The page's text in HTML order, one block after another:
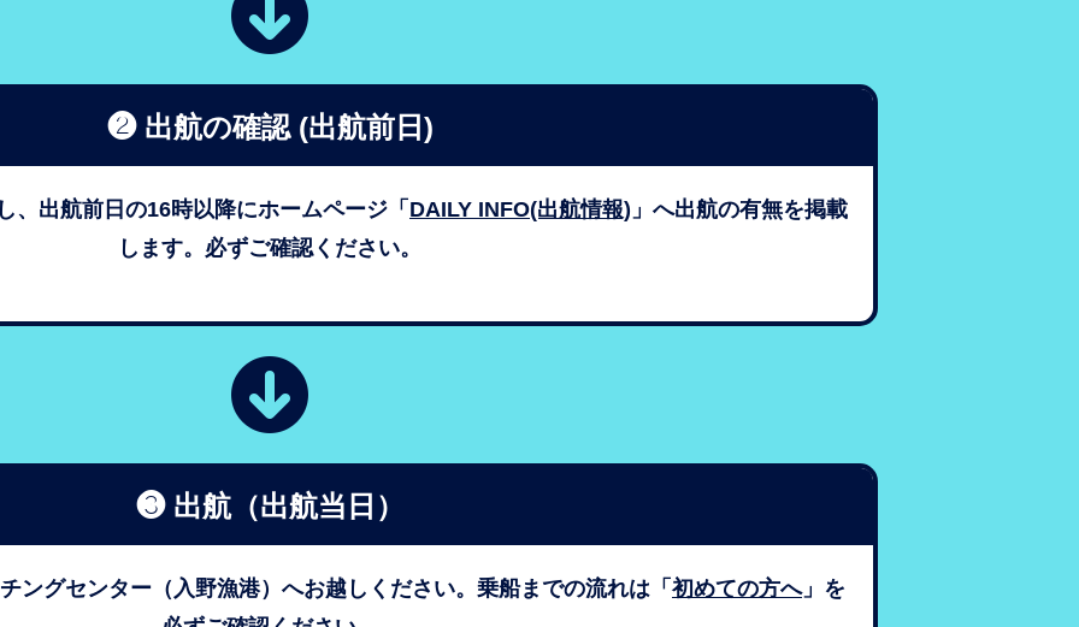
❷ 出航の確認 (出航前日)
、出航前日の16時以降にホームページ「 DAILY INFO(出航情報) 」へ出航の有無を掲載
します。必ずご確認ください。
❸ 出航（出航当日）
ングセンター（入野漁港）へお越しください。 乗船までの流れは「 初めての方へ」を